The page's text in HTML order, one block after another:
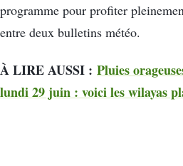
programme pour profiter
entre deux bulletins météo.
À LIRE AUSSI : Pluies
lundi 29 juin : voici les wilayas